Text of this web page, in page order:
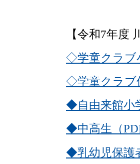
【令和7年度
◇学童クラブ
◇学童クラブ
◆自由来館小
◆中高生（
◆乳幼児保護